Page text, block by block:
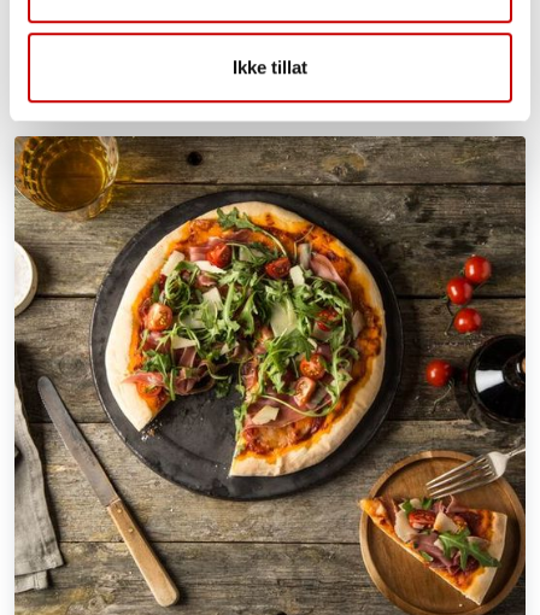
Ikke tillat
Lignende oppskrifter